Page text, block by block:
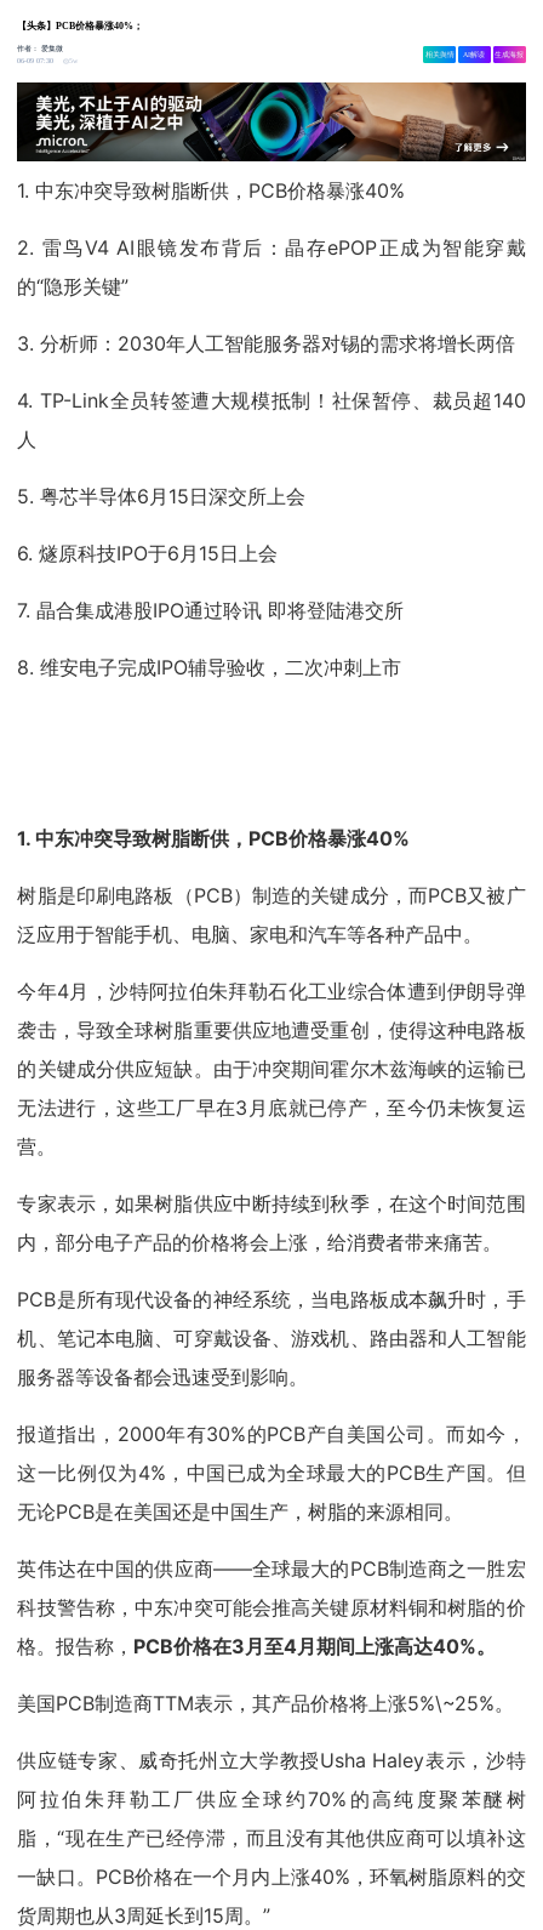
【头条】PCB价格暴涨40%；
作者：爱集微
06-09 07:30
5w
相关舆情 AI解读 生成海报
1. 中东冲突导致树脂断供，PCB价格暴涨40%
2. 雷鸟V4 AI眼镜发布背后：晶存ePOP正成为智能穿戴
的“隐形关键”
3. 分析师：2030年人工智能服务器对锡的需求将增长两倍
4. TP-Link全员转签遭大规模抵制！社保暂停、裁员超140
人
5. 粤芯半导体6月15日深交所上会
6. 燧原科技IPO于6月15日上会
7. 晶合集成港股IPO通过聆讯 即将登陆港交所
8. 维安电子完成IPO辅导验收，二次冲刺上市
1. 中东冲突导致树脂断供，PCB价格暴涨40%
树脂是印刷电路板（PCB）制造的关键成分，而PCB又被广
泛应用于智能手机、电脑、家电和汽车等各种产品中。
今年4月，沙特阿拉伯朱拜勒石化工业综合体遭到伊朗导弹
袭击，导致全球树脂重要供应地遭受重创，使得这种电路板
的关键成分供应短缺。由于冲突期间霍尔木兹海峡的运输已
无法进行，这些工厂早在3月底就已停产，至今仍未恢复运
营。
专家表示，如果树脂供应中断持续到秋季，在这个时间范围
内，部分电子产品的价格将会上涨，给消费者带来痛苦。
PCB是所有现代设备的神经系统，当电路板成本飙升时，手
机、笔记本电脑、可穿戴设备、游戏机、路由器和人工智能
服务器等设备都会迅速受到影响。
报道指出，2000年有30%的PCB产自美国公司。而如今，
这一比例仅为4%，中国已成为全球最大的PCB生产国。但
无论PCB是在美国还是中国生产，树脂的来源相同。
英伟达在中国的供应商——全球最大的PCB制造商之一胜宏
科技警告称，中东冲突可能会推高关键原材料铜和树脂的价
格。报告称， PCB价格在3月至4月期间上涨高达40%。
美国PCB制造商TTM表示，其产品价格将上涨5%\~25%。
供应链专家、威奇托州立大学教授Usha Haley表示，沙特
阿拉伯朱拜勒工厂供应全球约70%的高纯度聚苯醚树
脂，“现在生产已经停滞，而且没有其他供应商可以填补这
一缺口。PCB价格在一个月内上涨40%，环氧树脂原料的交
货周期也从3周延长到15周。”